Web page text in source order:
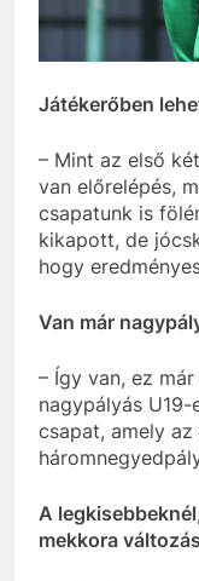
Játékerőben
– Mint az első
van előrelépés,
csapatunk is
kikapott, de
hogy
Van már
– Így van, ez
nagypályás
csapat, amely
A
mekkora